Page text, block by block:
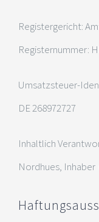
Registergericht:
Registernummer:
Umsatzsteuer-
DE 268972727
Inhaltlich
Nordhues, Inhaber